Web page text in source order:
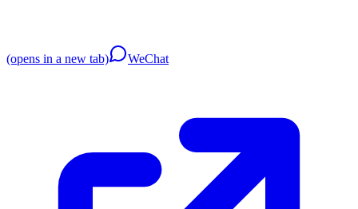
(opens in a new tab) WeChat